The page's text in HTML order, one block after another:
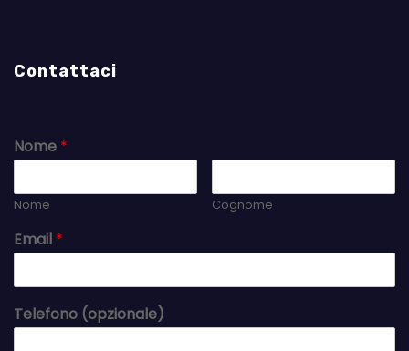
Contattaci
Nome *
Nome Cognome
Email *
Telefono (opzionale)